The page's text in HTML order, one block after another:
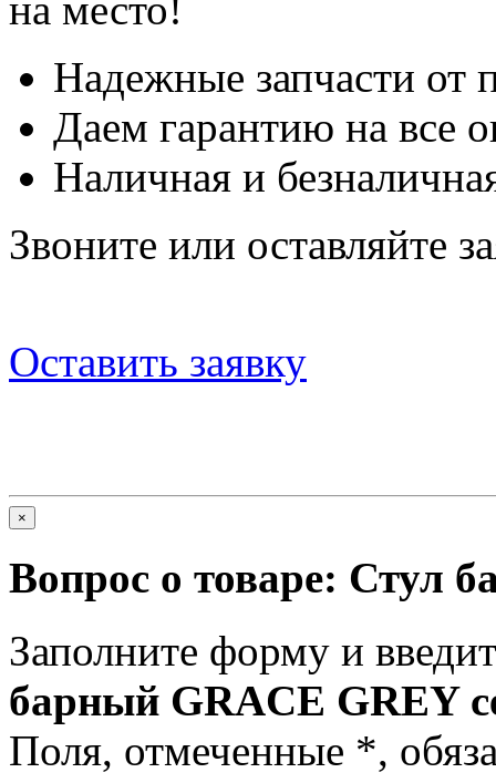
Надежные запчасти от
Даем гарантию на все
Наличная и
Звоните или оставляйте
Оставить заявку
×
Вопрос о товаре: Стул
Заполните форму и
барный GRACE GREY
Поля, отмеченные *,